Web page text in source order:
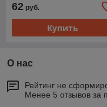
62 руб.
Купить
О нас
Рейтинг не
Менее 5 отзывов за